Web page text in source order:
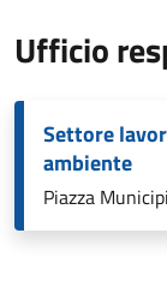
Ufficio
Settore
ambiente
Piazza